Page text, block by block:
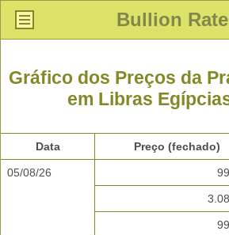
Bullion
Gráfico dos Preços da
em Libras
Data Preço (fechado)
05/08/26